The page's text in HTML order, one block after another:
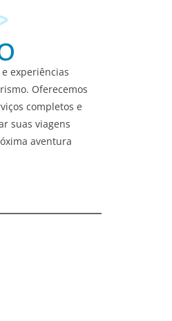
experiências
Oferecemos
completos e
suas viagens
aventura